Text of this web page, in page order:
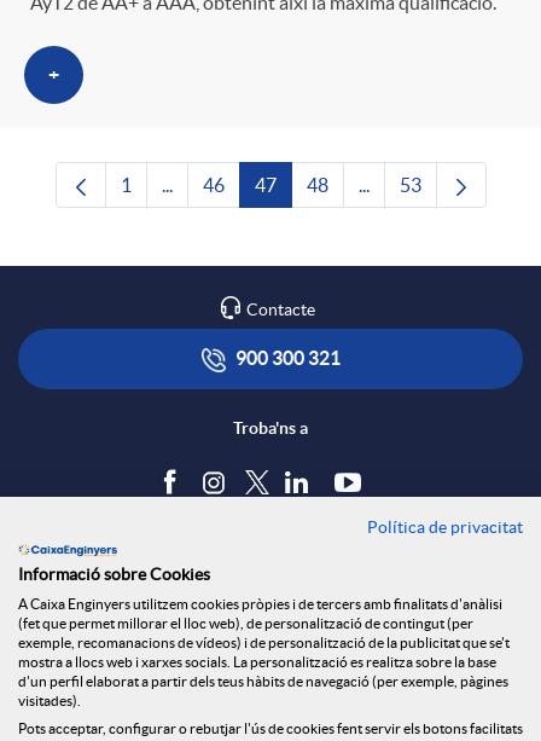
+
Pàgina
1 ...Pàgines intermèdies Utilitzeu TAB per
Pàgina
46 Pàgina
47 Pàgina
48 ...Pàgines intermèdies
Pàgina
53
Contacte
900 300 321
Troba'ns a
Política de cookies
Avís legal
Seguretat Online
Canal denúncies
Política de privacitat
Informació sobre Cookies
A Caixa Enginyers utilitzem cookies pròpies i de tercers amb finalitats d'anàlisi
(fet que permet millorar el lloc web), de personalització de contingut (per
exemple, recomanacions de vídeos) i de personalització de la publicitat que se't
mostra a llocs web i xarxes socials. La personalització es realitza sobre la base
d'un perfil elaborat a partir dels teus hàbits de navegació (per exemple, pàgines
visitades).
Pots acceptar, configurar o rebutjar l'ús de cookies fent servir els botons facilitats